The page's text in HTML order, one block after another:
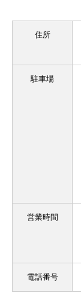
住所
駐車場
営業時間
電話番号